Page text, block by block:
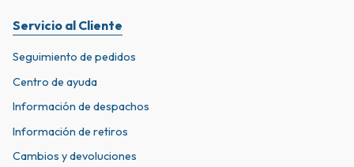
Servicio al Cliente
Seguimiento de pedidos
Centro de ayuda
Información de despachos
Información de retiros
Cambios y devoluciones